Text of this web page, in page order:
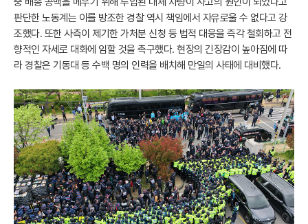
판단한 노동계는 이를 방조한 경찰 역시 책임에서 자유로울 수 없다고 강
조했다. 또한 사측이 제기한 가처분 신청 등 법적 대응을 즉각 철회하고 전
향적인 자세로 대화에 임할 것을 촉구했다. 현장의 긴장감이 높아짐에 따
라 경찰은 기동대 등 수백 명의 인력을 배치해 만일의 사태에 대비했다.